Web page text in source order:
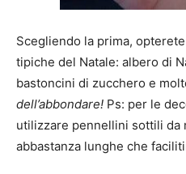
Scegliendo la prima,
tipiche del Natale: albero di
bastoncini di zucchero e
dell’abbondare! Ps: per le
utilizzare pennellini sottili da
abbastanza lunghe che